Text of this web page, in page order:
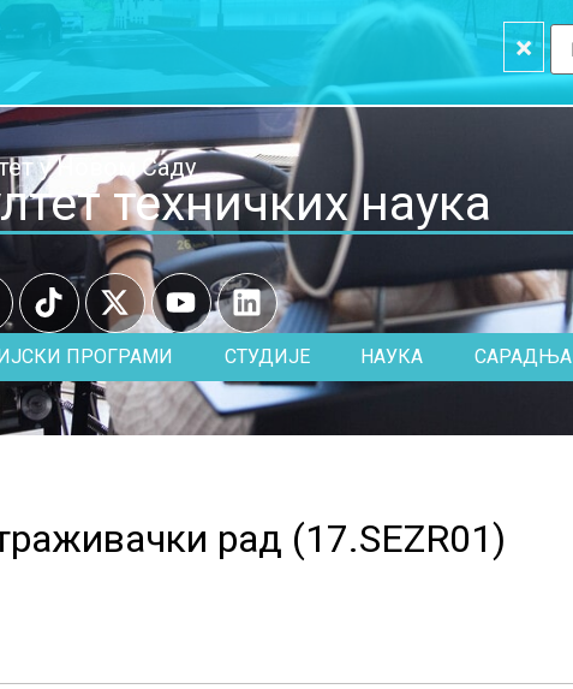
×
у Новом Саду
техничких наука
ПРОГРАМИ СТУДИЈЕ НАУКА САРАДЊА
рад (17.SEZR01)